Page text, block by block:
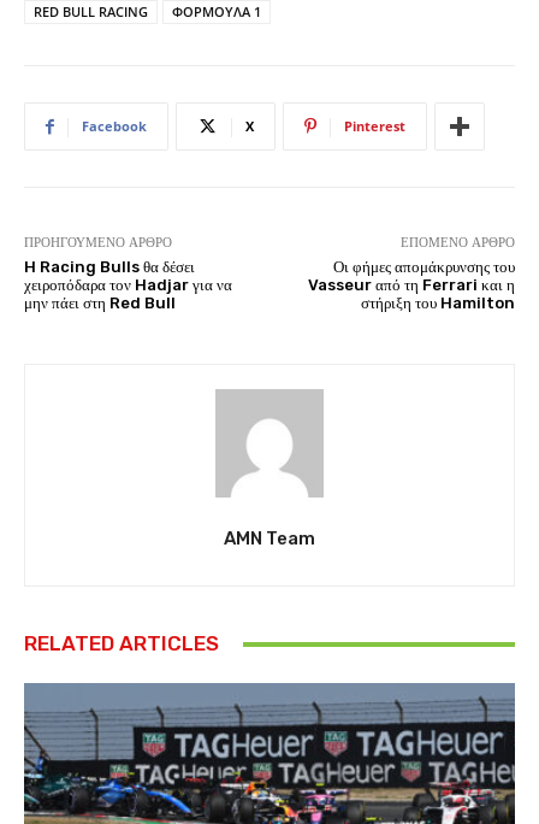
RED BULL RACING ΦΟΡΜΟΥΛΑ 1
Facebook X Pinterest
ΠΡΟΗΓΟΎΜΕΝΟ ΆΡΘΡΟ
H Racing Bulls θα δέσει
χειροπόδαρα τον Hadjar για να
μην πάει στη Red Bull
ΕΠΌΜΕΝΟ ΆΡΘΡΟ
Οι φήμες απομάκρυνσης του
Vasseur από τη Ferrari και η
στήριξη του Hamilton
AMN Team
RELATED ARTICLES